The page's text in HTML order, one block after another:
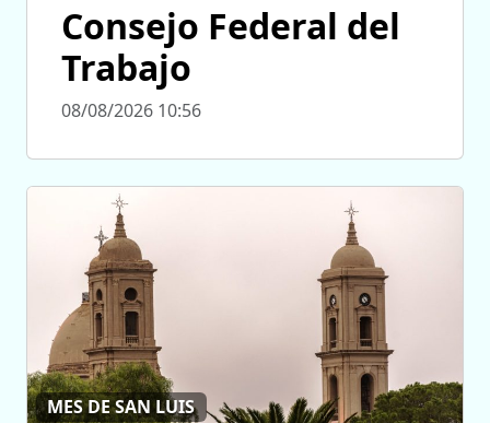
Consejo Federal del
Trabajo
08/08/2026 10:56
MES DE SAN LUIS